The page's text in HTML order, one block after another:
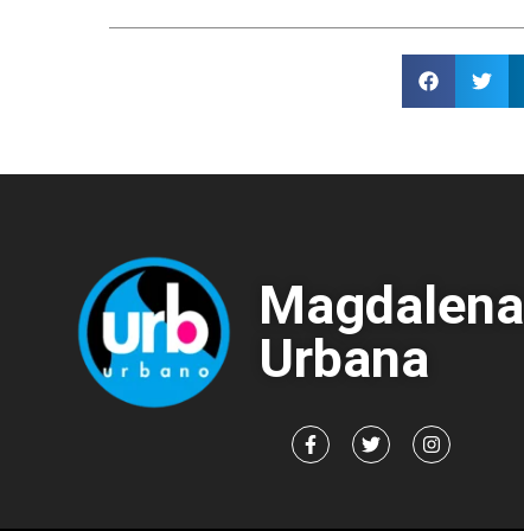
Magdalena
Urbana